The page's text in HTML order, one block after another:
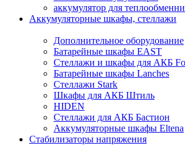
аккумулятор для
Аккумуляторные шкафы, стеллажи
Дополнительное оборудование
Батарейные шкафы EAST
Стеллажи и шкафы для АКБ
Батарейные шкафы Lanches
Стеллажи Stark
Шкафы для АКБ Штиль
HIDEN
Стеллажи для АКБ Бастион
Аккумуляторные шкафы Eltena
Стабилизаторы напряжения